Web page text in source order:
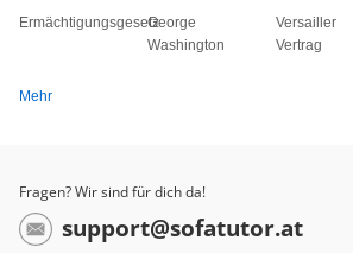
ErmächtigungsgesetzGeorge
Washington
Versailler
Vertrag
Mehr
Fragen? Wir sind für dich da!
support@sofatutor.at